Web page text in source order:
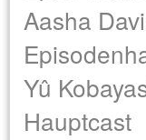
Aasha
Yû
Hauptcast